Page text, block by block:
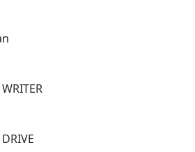
WRITER
DRIVE